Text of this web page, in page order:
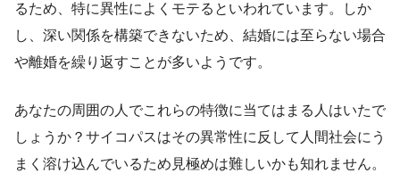
るため、特に異性によくモテるといわれています。しか
し、深い関係を構築できないため、結婚には至らない場合
や離婚を繰り返すことが多いようです。
あなたの周囲の人でこれらの特徴に当てはまる人はいたで
しょうか？サイコパスはその異常性に反して人間社会にう
まく溶け込んでいるため見極めは難しいかも知れません。